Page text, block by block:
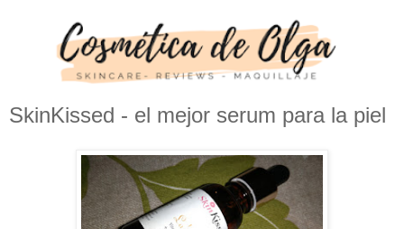
SkinKissed - el mejor serum para la piel